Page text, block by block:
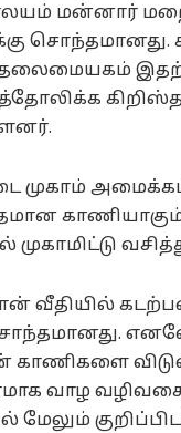
மன்னார்
சொந்தமானது.
முகாமிட்டு
வீதியில்
சொந்தமானது.
வாழ
மேலும்